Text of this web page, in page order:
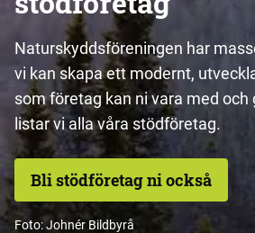
Naturskyddsföreningen har
vi kan skapa ett modernt,
som företag kan ni vara med och
listar vi alla våra stödföretag.
Bli stödföretag ni också
Foto:Johnér Bildbyrå